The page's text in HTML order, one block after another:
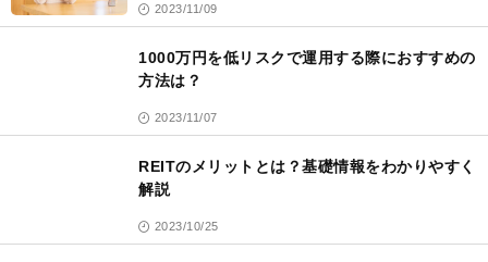
2023/11/09
1000万円を低リスクで運用する際におすすめの
方法は？
2023/11/07
REITのメリットとは？基礎情報をわかりやすく
解説
2023/10/25